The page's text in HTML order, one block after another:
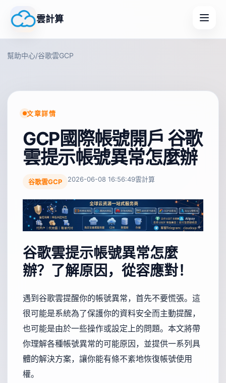
雲計算
幫助中心/谷歌雲GCP
文章詳情
GCP國際帳號開戶 谷歌
雲提示帳號異常怎麼辦
谷歌雲GCP 2026-06-08 16:56:49雲計算
谷歌雲提示帳號異常怎麼
辦？了解原因，從容應對！
遇到谷歌雲提醒你的帳號異常，首先不要慌張。這
很可能是系統為了保護你的資料安全而主動提醒，
也可能是由於一些操作或設定上的問題。本文將帶
你理解各種帳號異常的可能原因，並提供一系列具
體的解決方案，讓你能有條不紊地恢復帳號使用
權。